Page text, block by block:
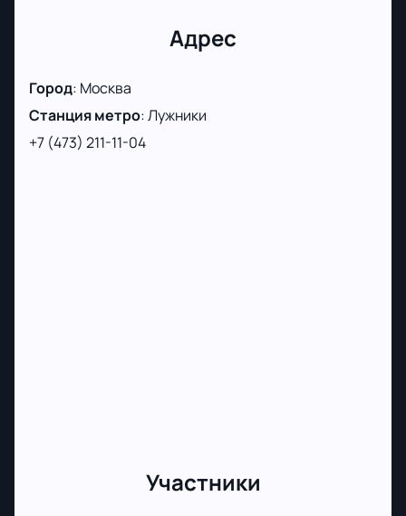
Адрес
Город: Москва
Станция метро:Лужники
+7 (473) 211-11-04
Участники